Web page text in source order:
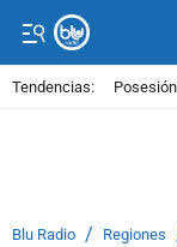
Tendencias:
Blu Radio / Regiones